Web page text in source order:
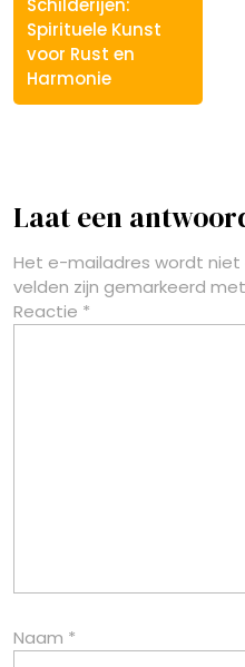
Schilderijen:
Spirituele Kunst
voor Rust en
Harmonie
Laat een
Het e-mailadres wordt niet
velden zijn gemarkeerd met
Reactie *
Naam *